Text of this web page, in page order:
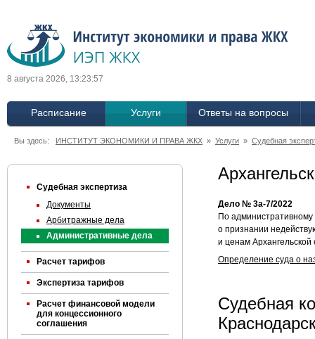
8 августа 2026, 13:23:57
Расписание Услуги Ответы на вопросы
Вы здесь: ИНСТИТУТ ЭКОНОМИКИ И ПРАВА ЖКХ » Услуги » Судебная
Судебная экспертиза
Документы
Арбитражные дела
Административные дела
Расчет тарифов
Экспертиза тарифов
Расчет финансовой модели
для концессионного
соглашения
Дело № 3а-7/2022
По
о признании
и ценам Архангельской
Определение суда о
Судебная